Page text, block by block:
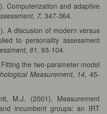
Computerization and adaptive
7, 347-364.
A discusion of modern versus
to personality assessment
81, 93-104.
the two-parameter model
Measurement, 14, 45-
M.J. (2001). Measurement
incumbent groups: an IRT